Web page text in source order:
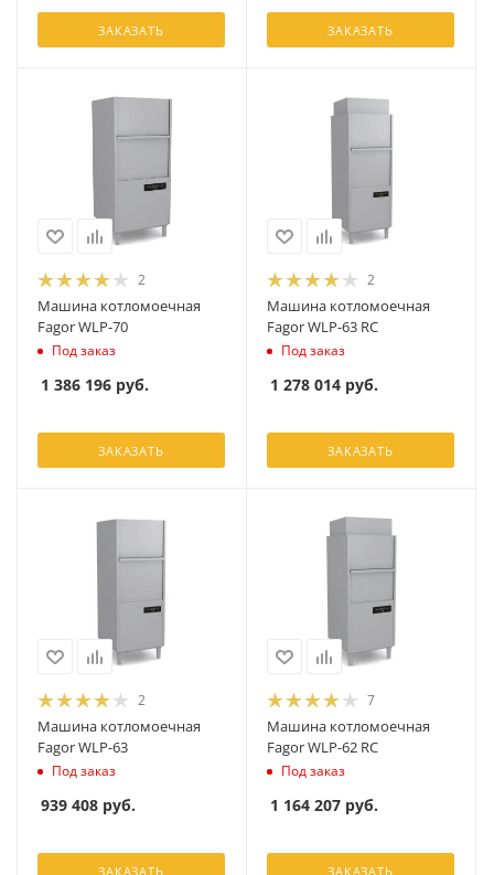
ЗАКАЗАТЬ ЗАКАЗАТЬ
2
Машина котломоечная
Fagor WLP-70
Под заказ
1 386 196 руб.
ЗАКАЗАТЬ
2
Машина котломоечная
Fagor WLP-63 RC
Под заказ
1 278 014 руб.
ЗАКАЗАТЬ
2
Машина котломоечная
Fagor WLP-63
Под заказ
939 408 руб.
ЗАКАЗАТЬ
7
Машина котломоечная
Fagor WLP-62 RC
Под заказ
1 164 207 руб.
ЗАКАЗАТЬ